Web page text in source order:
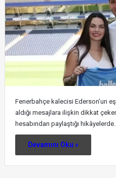
Fenerbahçe kalecisi Ederson’un
aldığı mesajlara ilişkin dikkat
hesabından paylaştığı hikâyelerde…
Devamını Oku »